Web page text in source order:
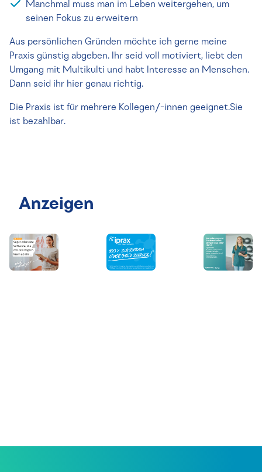
Manchmal muss man im Leben weitergehen, um
seinen Fokus zu erweitern
Aus persönlichen Gründen möchte ich gerne meine
Praxis günstig abgeben. Ihr seid voll motiviert, liebt den
Umgang mit Multikulti und habt Interesse an Menschen.
Dann seid ihr hier genau richtig.
Die Praxis ist für mehrere Kollegen/-innen geeignet.Sie
ist bezahlbar.
Anzeigen